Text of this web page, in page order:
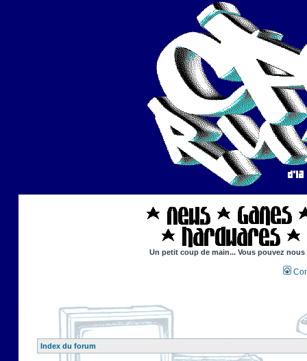
Un petit coup de main... Vous pouvez
Index du forum